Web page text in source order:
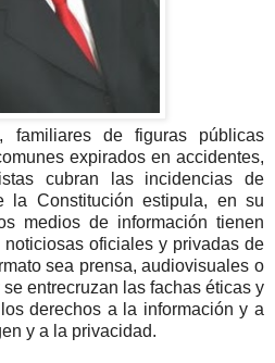
familiares de figuras públicas
expirados en accidentes,
cubran las incidencias de
la Constitución estipula, en su
medios de información tienen
noticiosas oficiales y privadas de
sea prensa, audiovisuales o
entrecruzan las fachas éticas y
derechos a la información y a
y a la privacidad.